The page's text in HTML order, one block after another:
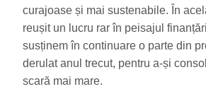
curajoase și mai sustenabile. În
reușit un lucru rar în peisajul
susținem în continuare o parte din
derulat anul trecut, pentru a-și
scară mai mare.